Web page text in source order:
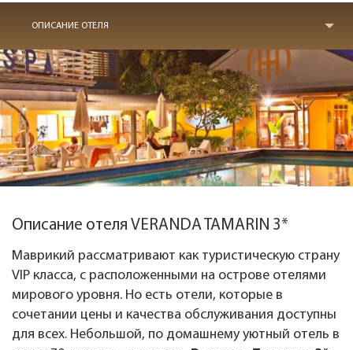
ОПИСАНИЕ ОТЕЛЯ
Описание отеля VERANDA TAMARIN 3*
Маврикий рассматривают как туристическую страну
VIP класса, с расположенными на острове отелями
мирового уровня. Но есть отели, которые в
сочетании цены и качества обслуживания доступны
для всех. Небольшой, по домашнему уютный отель в